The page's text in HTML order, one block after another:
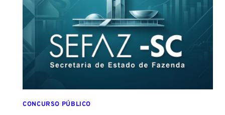
CONFIRMADO
SETEMBRO!
CONCURSO PÚBLICO